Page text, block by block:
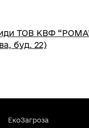
ТОВ КВФ
буд. 22)
ЕкоЗагроза